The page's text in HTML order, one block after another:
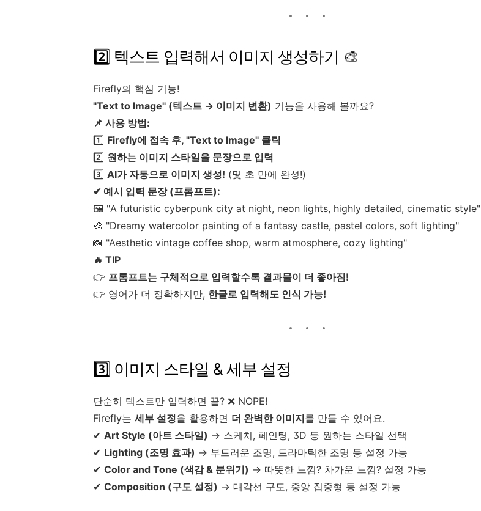
2️⃣ 텍스트 입력해서 이미지 생성하기 🎨
Firefly의 핵심 기능!
"Text to Image" (텍스트 → 이미지 변환) 기능을 사용해 볼까요?
📌 사용 방법:
1️⃣ Firefly에 접속 후, "Text to Image" 클릭
2️⃣ 원하는 이미지 스타일을 문장으로 입력
3️⃣ AI가 자동으로 이미지 생성! (몇 초 만에 완성!)
✔ 예시 입력 문장 (프롬프트):
🖼️ "A futuristic cyberpunk city at night, neon lights, highly detailed, cinematic style"
🎨 "Dreamy watercolor painting of a fantasy castle, pastel colors, soft lighting"
📸 "Aesthetic vintage coffee shop, warm atmosphere, cozy lighting"
🔥 TIP
👉 프롬프트는 구체적으로 입력할수록 결과물이 더 좋아짐!
👉 영어가 더 정확하지만, 한글로 입력해도 인식 가능!
3️⃣ 이미지 스타일 & 세부 설정
단순히 텍스트만 입력하면 끝? ❌ NOPE!
Firefly는 세부 설정을 활용하면 더 완벽한 이미지를 만들 수 있어요.
✔ Art Style (아트 스타일) → 스케치, 페인팅, 3D 등 원하는 스타일 선택
✔ Lighting (조명 효과) → 부드러운 조명, 드라마틱한 조명 등 설정 가능
✔ Color and Tone (색감 & 분위기) → 따뜻한 느낌? 차가운 느낌? 설정 가능
✔ Composition (구도 설정) → 대각선 구도, 중앙 집중형 등 설정 가능